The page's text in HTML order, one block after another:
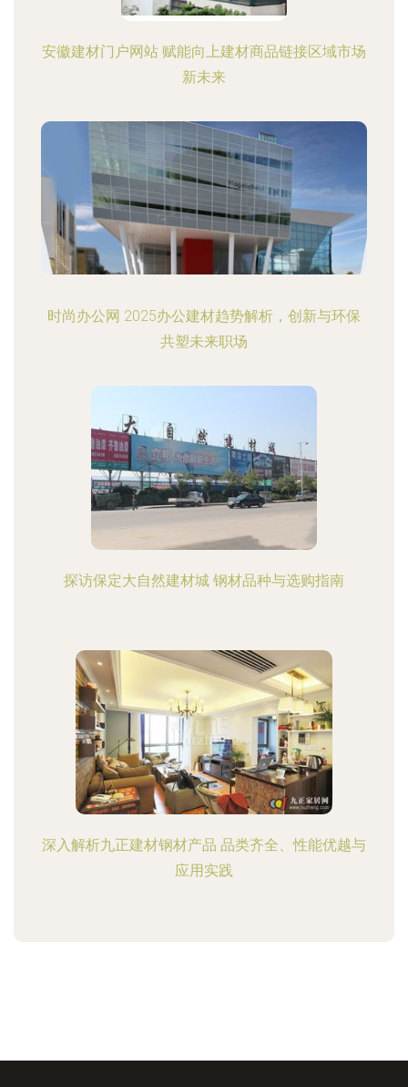
安徽建材门户网站 赋能向上建材商品链接区域市场
新未来
时尚办公网 2025办公建材趋势解析，创新与环保
共塑未来职场
探访保定大自然建材城 钢材品种与选购指南
深入解析九正建材钢材产品 品类齐全、性能优越与
应用实践